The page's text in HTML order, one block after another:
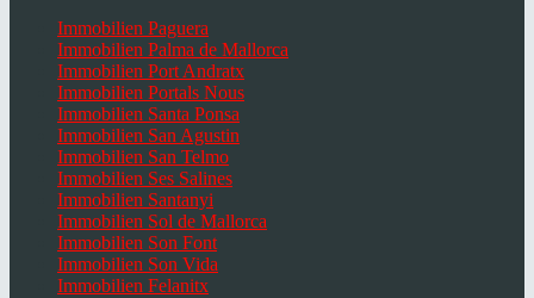
Immobilien Paguera
Immobilien Palma de Mallorca
Immobilien Port Andratx
Immobilien Portals Nous
Immobilien Santa Ponsa
Immobilien San Agustin
Immobilien San Telmo
Immobilien Ses Salines
Immobilien Santanyi
Immobilien Sol de Mallorca
Immobilien Son Font
Immobilien Son Vida
Immobilien Felanitx